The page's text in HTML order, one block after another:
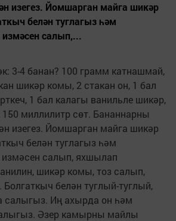
изегез. Йомшарган майга шикәр
белән туглагыз һәм
салып,...
3-4 банан? 100 грамм катнашмай,
шикәр комы, 2 стакан он, 1 бал
1 бал калагы ванильле шикәр,
миллилитр сөт. Бананнарны
изегез. Йомшарган майга шикәр
белән туглагыз һәм
салып, яхшылап
шикәр комы, тоз салып,
белән туглый-туглый,
салыгыз. Иң ахырда он һәм
Әзер камырны майлы